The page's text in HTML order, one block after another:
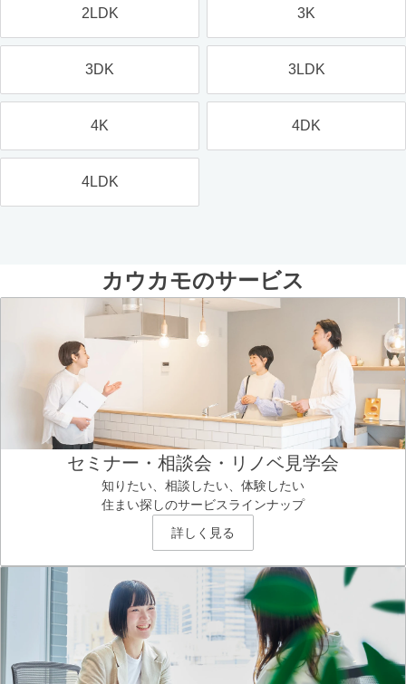
2LDK 3K
3DK 3LDK
4K 4DK
4LDK
カウカモのサービス
セミナー・相談会・リノベ見学会
知りたい、相談したい、体験したい
住まい探しのサービスラインナップ
詳しく見る